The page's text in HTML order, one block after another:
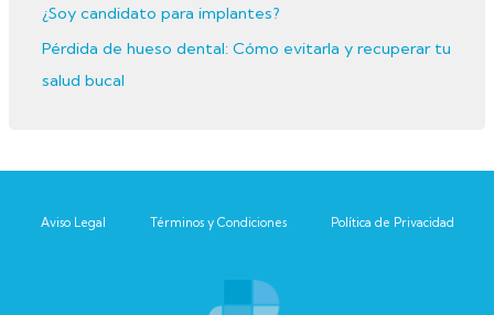
¿Soy candidato para implantes?
Pérdida de hueso dental: Cómo evitarla y recuperar tu
salud bucal
Aviso Legal Términos y Condiciones Política de Privacidad